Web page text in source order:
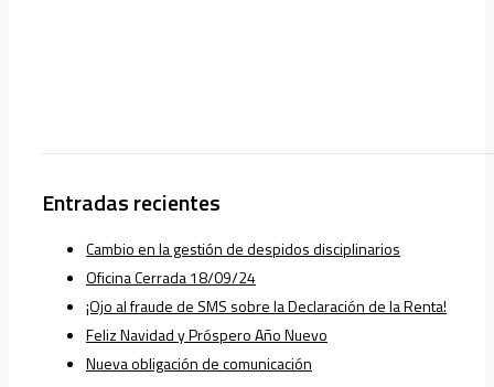
Entradas recientes
Cambio en la gestión de despidos disciplinarios
Oficina Cerrada 18/09/24
¡Ojo al fraude de SMS sobre la Declaración de la Renta!
Feliz Navidad y Próspero Año Nuevo
Nueva obligación de comunicación